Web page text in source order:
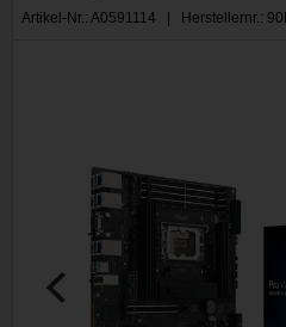
Artikel-Nr.: A0591114 | Herstellernr.: